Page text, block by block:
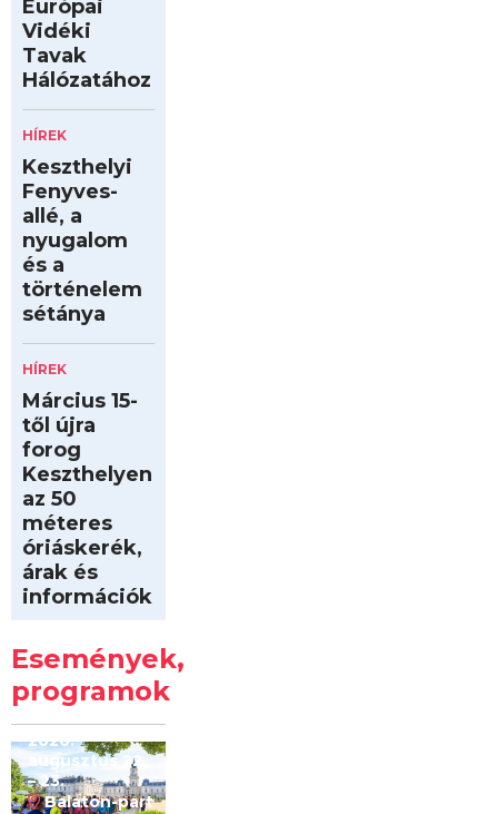
Európai
Vidéki
Tavak
Hálózatához
HÍREK
Keszthelyi
Fenyves-
allé, a
nyugalom
és a
történelem
sétánya
HÍREK
Március 15-
től újra
forog
Keszthelyen
az 50
méteres
óriáskerék,
árak és
információk
Események,
programok
Kilóméterek
2026
2026.
augusztus 22
– 23.
Balaton-part